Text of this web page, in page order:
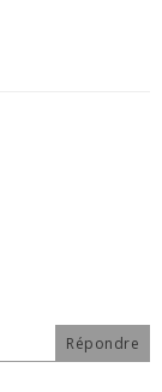
Répondre